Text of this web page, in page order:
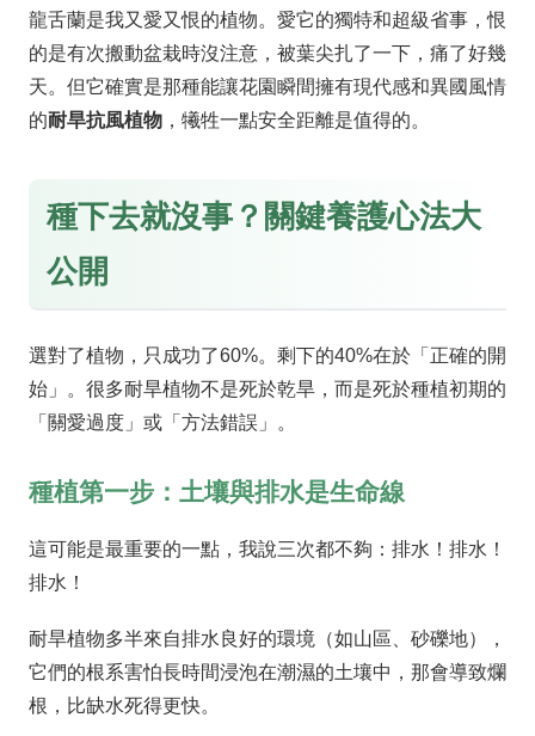
龍舌蘭是我又愛又恨的植物。愛它的獨特和超級省事，恨
的是有次搬動盆栽時沒注意，被葉尖扎了一下，痛了好幾
天。但它確實是那種能讓花園瞬間擁有現代感和異國風情
的耐旱抗風植物 ，犧牲一點安全距離是值得的。
種下去就沒事？關鍵養護心法大
公開
選對了植物，只成功了60%。剩下的40%在於「正確的開
始」。很多耐旱植物不是死於乾旱，而是死於種植初期的
「關愛過度」或「方法錯誤」。
種植第一步：土壤與排水是生命線
這可能是最重要的一點，我說三次都不夠：排水！排水！
排水！
耐旱植物多半來自排水良好的環境（如山區、砂礫地），
它們的根系害怕長時間浸泡在潮濕的土壤中，那會導致爛
根，比缺水死得更快。